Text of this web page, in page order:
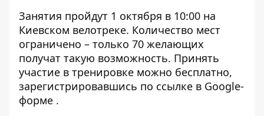
Занятия пройдут 1 октября в 10:00 на
Киевском велотреке. Количество мест
ограничено – только 70 желающих
получат такую ​​возможность. Принять
участие в тренировке можно бесплатно,
зарегистрировавшись по ссылке в Google-
форме .